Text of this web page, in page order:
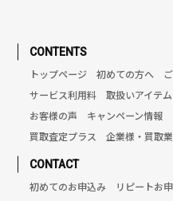
CONTENTS
トップページ 初めての方へ
サービス利用料
取扱いアイテム
お客様の声
キャンペーン情報
買取査定プラス
企業様・買取
CONTACT
初めてのお申込み リピートお